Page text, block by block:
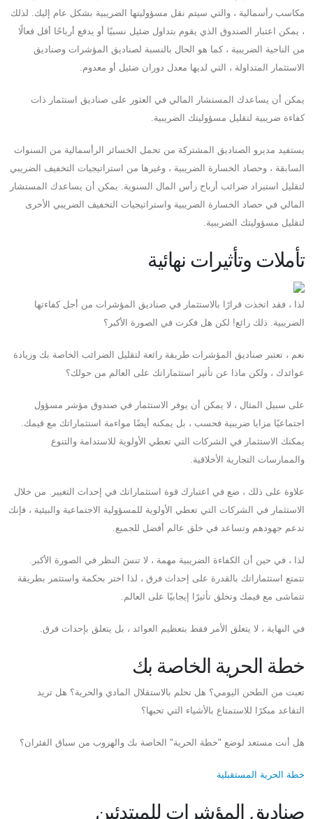
مكاسب رأسمالية ، والتي سيتم نقل مسؤوليتها الضريبية بشكل عام إليك. لذلك
، يمكن اعتبار الصندوق الذي يقوم بتداول ضئيل نسبيًا أو يدفع أرباحًا أقل فعالًا
من الناحية الضريبية ، كما هو الحال بالنسبة لصناديق المؤشرات وصناديق
الاستثمار المتداولة ، التي لديها معدل دوران ضئيل أو معدوم.
يمكن أن يساعدك المستشار المالي في العثور على صناديق استثمار ذات
كفاءة ضريبية لتقليل مسؤوليتك الضريبية.
يستفيد مديرو الصناديق المشتركة من تحمل الخسائر الرأسمالية من السنوات
السابقة ، وحصاد الخسارة الضريبية ، وغيرها من استراتيجيات التخفيف الضريبي
لتقليل استيراد ضرائب أرباح رأس المال السنوية. يمكن أن يساعدك المستشار
المالي في حصاد الخسارة الضريبية واستراتيجيات التخفيف الضريبي الأخرى
لتقليل مسؤوليتك الضريبية.
تأملات وتأثيرات نهائية
لذا ، فقد اتخذت قرارًا بالاستثمار في صناديق المؤشرات من أجل كفاءتها
الضريبية. ذلك رائع! لكن هل فكرت في الصورة الأكبر؟
نعم ، تعتبر صناديق المؤشرات طريقة رائعة لتقليل الضرائب الخاصة بك وزيادة
عوائدك ، ولكن ماذا عن تأثير استثماراتك على العالم من حولك؟
على سبيل المثال ، لا يمكن أن يوفر الاستثمار في صندوق مؤشر مسؤول
اجتماعيًا مزايا ضريبية فحسب ، بل يمكنه أيضًا مواءمة استثماراتك مع قيمك.
يمكنك الاستثمار في الشركات التي تعطي الأولوية للاستدامة والتنوع
والممارسات التجارية الأخلاقية.
علاوة على ذلك ، ضع في اعتبارك قوة استثماراتك في إحداث التغيير. من خلال
الاستثمار في الشركات التي تعطي الأولوية للمسؤولية الاجتماعية والبيئية ، فإنك
تدعم جهودهم وتساعد في خلق عالم أفضل للجميع.
لذا ، في حين أن الكفاءة الضريبية مهمة ، لا تنسَ النظر في الصورة الأكبر.
تتمتع استثماراتك بالقدرة على إحداث فرق ، لذا اختر بحكمة واستثمر بطريقة
تتماشى مع قيمك وتخلق تأثيرًا إيجابيًا على العالم.
في النهاية ، لا يتعلق الأمر فقط بتعظيم العوائد ، بل يتعلق بإحداث فرق.
خطة الحرية الخاصة بك
تعبت من الطحن اليومي؟ هل تحلم بالاستقلال المادي والحرية؟ هل تريد
التقاعد مبكرًا للاستمتاع بالأشياء التي تحبها؟
هل أنت مستعد لوضع "خطة الحرية" الخاصة بك والهروب من سباق الفئران؟
خطة الحرية المستقبلية
صناديق المؤشرات للمبتدئين